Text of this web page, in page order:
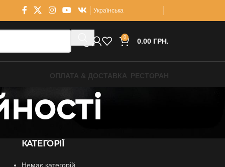
Українська
0 0.00 ГРН.
ОПЛАТА & ДОСТАВКА РЕСТОРАН
КАТЕГОРІЇ
Немає категорій